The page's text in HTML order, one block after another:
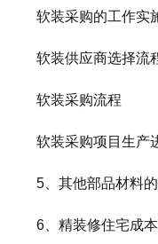
软装采购的工作实
软装供应商选择流
软装采购流程
软装采购项目生产
5、其他部品材料的
6、精装修住宅成本